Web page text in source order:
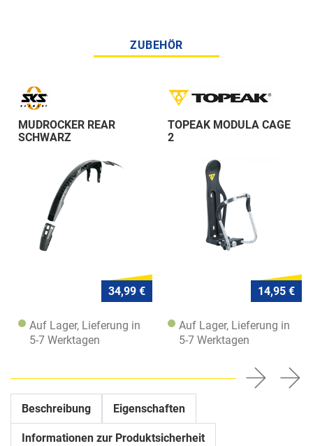
ZUBEHÖR
MUDROCKER REAR
SCHWARZ
34,99 €
Auf Lager, Lieferung in
5-7 Werktagen
TOPEAK MODULA CAGE
2
14,95 €
Auf Lager, Lieferung in
5-7 Werktagen
Beschreibung Eigenschaften
Informationen zur Produktsicherheit